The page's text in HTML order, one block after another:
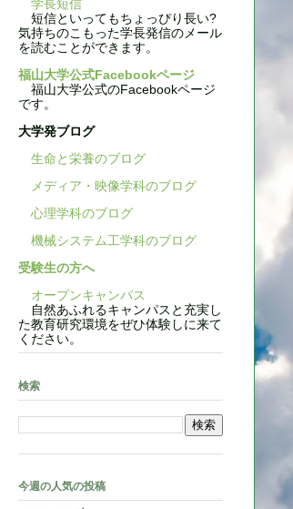
学長短信
短信といってもちょっぴり長い?
気持ちのこもった学長発信のメール
を読むことができます。
福山大学公式Facebookページ
福山大学公式のFacebookページ
です。
大学発ブログ
生命と栄養のブログ
メディア・映像学科のブログ
心理学科のブログ
機械システム工学科のブログ
受験生の方へ
オープンキャンパス
自然あふれるキャンパスと充実し
た教育研究環境をぜひ体験しに来て
ください。
検索
今週の人気の投稿